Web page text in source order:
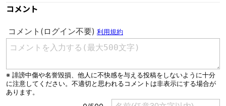
コメント